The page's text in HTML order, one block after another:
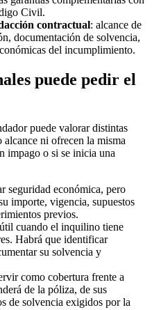
Civil.
contractual: alcance de
documentación de solvencia,
del incumplimiento.
puede pedir el
puede valorar distintas
ni ofrecen la misma
impago o si se inicia una
seguridad económica, pero
importe, vigencia, supuestos
previos.
cuando el inquilino tiene
Habrá que identificar
su solvencia y
como cobertura frente a
de la póliza, de sus
de solvencia exigidos por la